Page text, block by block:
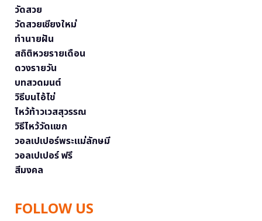
วัดสวย
วัดสวยเชียงใหม่
ทำนายฝัน
สถิติหวยรายเดือน
ดวงรายวัน
บทสวดมนต์
วิธีบนไอ้ไข่
ไหว้ท้าวเวสสุวรรณ
วิธีไหว้วัดแขก
วอลเปเปอร์พระแม่ลักษมี
วอลเปเปอร์ ฟรี
สีมงคล
FOLLOW US